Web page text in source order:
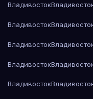
Владивосток
Владивосток
Владивосток
Владивосток
Владивосток